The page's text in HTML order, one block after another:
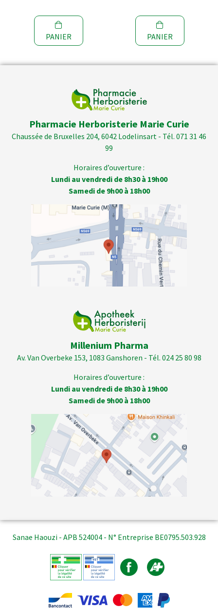
PANIER PANIER
Pharmacie Herboristerie Marie Curie
Chaussée de Bruxelles 204, 6042 Lodelinsart - Tél. 071 31 46
99
Horaires d’ouverture :
Lundi au vendredi de 8h30 à 19h00
Samedi de 9h00 à 18h00
Millenium Pharma
Av. Van Overbeke 153, 1083 Ganshoren - Tél. 024 25 80 98
Horaires d’ouverture :
Lundi au vendredi de 8h30 à 19h00
Samedi de 9h00 à 18h00
Sanae Haouzi - APB 524004 - N° Entreprise BE0795.503.928